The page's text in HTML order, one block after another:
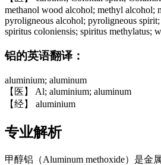
methanol wood alcohol; methyl alcohol;
pyroligneous alcohol; pyroligneous
spiritus coloniensis; spiritus methylatus;
铝的英语翻译：
aluminium; aluminum
【医】 Al; aluminium; aluminum
【经】 aluminium
专业解析
甲醇铝（Aluminum methoxide）是金